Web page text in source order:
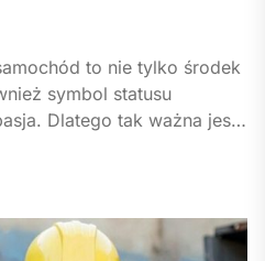
to nie tylko środek
symbol statusu
Dlatego tak ważna jest